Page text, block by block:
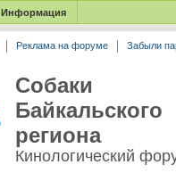
Информация
Реклама на форуме Забыли
Собаки
Байкальского
региона
Кинологический